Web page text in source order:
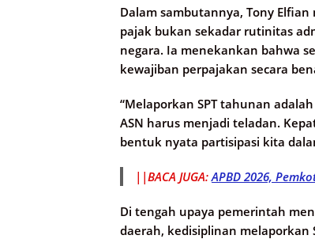
Dalam sambutannya, Tony
pajak bukan sekadar rutinitas
negara. Ia menekankan bahwa
kewajiban perpajakan secara
“Melaporkan SPT tahunan
ASN harus menjadi teladan.
bentuk nyata partisipasi kita
||BACA JUGA:APBD 2026,
Di tengah upaya pemerintah
daerah, kedisiplinan melaporkan